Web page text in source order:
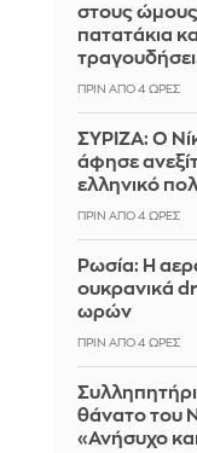
στους
πατατάκια
ΠΡΙΝ ΑΠΌ 4 ΏΡΕΣ
ΣΥΡΙΖΑ: Ο
άφησε
ελληνικό
ΠΡΙΝ ΑΠΌ 4 ΏΡΕΣ
Ρωσία: Η
ουκρανικά
ωρών
ΠΡΙΝ ΑΠΌ 4 ΏΡΕΣ
θάνατο του
«Ανήσυχο